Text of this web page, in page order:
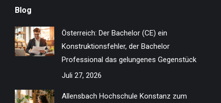
opens
in
new
window
in
new
window
in
new
window
new
window
new
window
new
window
new
window
new
window
Blog
Österreich: Der Bachelor (CE) ein
Konstruktionsfehler, der Bachelor
Professional das gelungenes Gegenstück
Juli 27, 2026
Allensbach Hochschule Konstanz zum